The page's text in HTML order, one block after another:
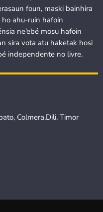
foun, maski bainhira
ho ahu-ruin hafoin
ne’ebé mosu hafoin
sira vota atu haketak hosi
independente no livre.
Colmera,Dili, Timor